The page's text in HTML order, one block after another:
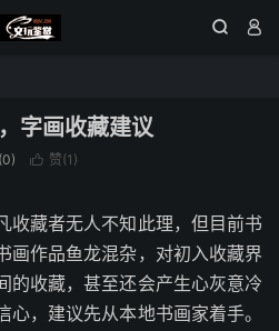
 
字画收藏建议
 赞(1 )
收藏者无人不知此理，但目前书
画作品鱼龙混杂，对初入收藏界
的收藏，甚至还会产生心灰意冷
，建议先从本地书画家着手。